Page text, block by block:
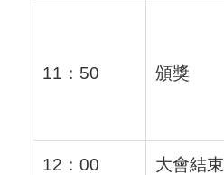
11：50 頒獎
12：00 大會結束